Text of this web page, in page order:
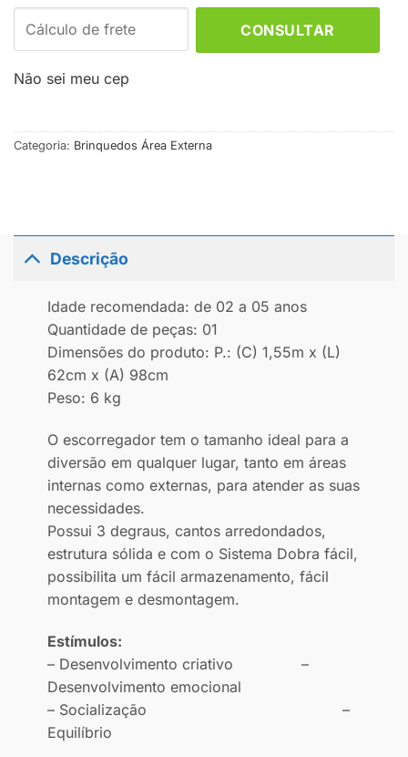
CONSULTAR
Não sei meu cep
Categoria: Brinquedos Área Externa
Descrição
Idade recomendada: de 02 a 05 anos
Quantidade de peças: 01
Dimensões do produto: P.: (C) 1,55m x (L)
62cm x (A) 98cm
Peso: 6 kg
O escorregador tem o tamanho ideal para a
diversão em qualquer lugar, tanto em áreas
internas como externas, para atender as suas
necessidades.
Possui 3 degraus, cantos arredondados,
estrutura sólida e com o Sistema Dobra fácil,
possibilita um fácil armazenamento, fácil
montagem e desmontagem.
Estímulos:
– Desenvolvimento criativo –
Desenvolvimento emocional
– Socialização –
Equilíbrio